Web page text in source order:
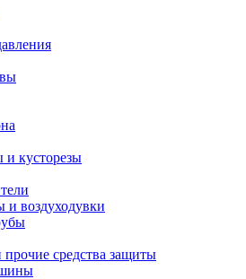
кусторезы
и воздуходувки
средства защиты